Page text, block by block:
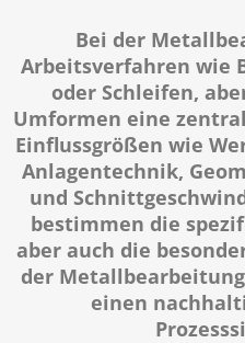
Bei der
Arbeitsverfahren wie
oder Schleifen,
Umformen eine
Einflussgrößen wie
Anlagentechnik,
und
bestimmen die
aber auch die
der
einen